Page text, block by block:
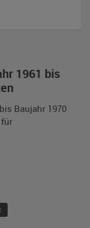
1961 bis
Baujahr 1970